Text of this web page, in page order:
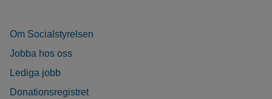
Om Socialstyrelsen
Jobba hos oss
Lediga jobb
Donationsregistret